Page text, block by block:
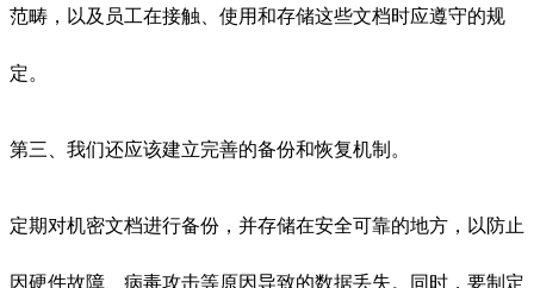
范畴，以及员工在接触、使用和存储这些文档时应遵守的规
定。
第三、我们还应该建立完善的备份和恢复机制。
定期对机密文档进行备份，并存储在安全可靠的地方，以防止
因硬件故障、病毒攻击等原因导致的数据丢失。同时，要制定